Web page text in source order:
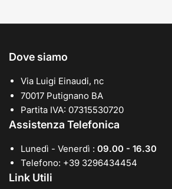
Dove siamo
Via Luigi Einaudi, nc
70017 Putignano BA
Partita IVA: 07315530720
Assistenza Telefonica
Lunedì - Venerdì : 09.00 - 16.30
Telefono: +39 3296434454
Link Utili